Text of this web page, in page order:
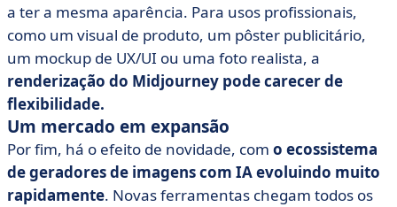
a ter a mesma aparência. Para usos profissionais,
como um visual de produto, um pôster publicitário,
um mockup de UX/UI ou uma foto realista, a
renderização do Midjourney pode carecer de
flexibilidade.
Um mercado em expansão
Por fim, há o efeito de novidade, com o ecossistema
de geradores de imagens com IA evoluindo muito
rapidamente. Novas ferramentas chegam todos os